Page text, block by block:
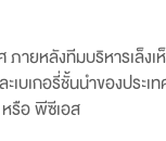
ภายหลังทีมบริหารเล็
เกอรี่ชั้นนำของประเ
รือ พีซีเอส